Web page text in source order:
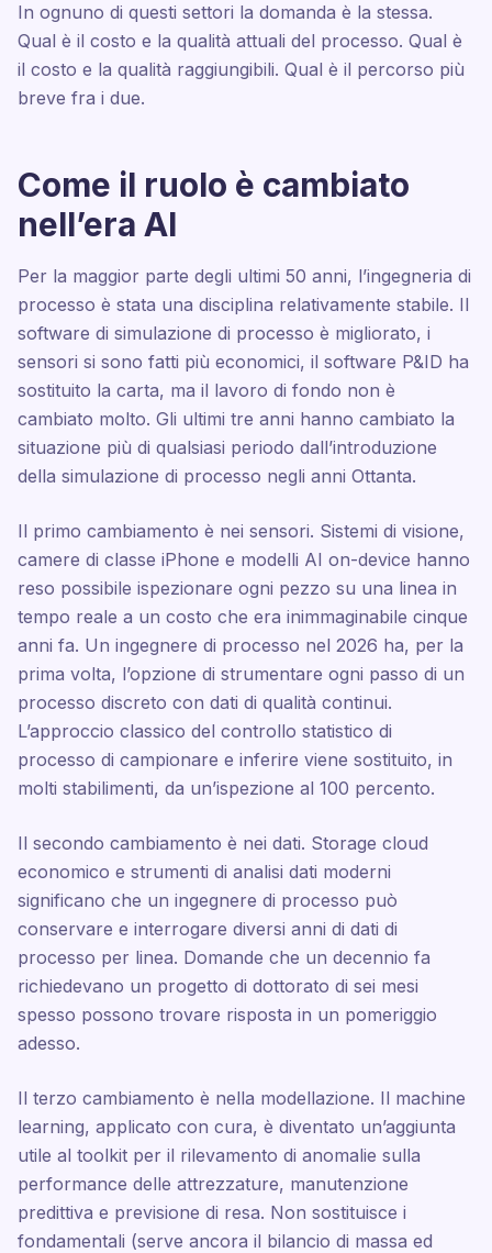
In ognuno di questi settori la domanda è la stessa.
Qual è il costo e la qualità attuali del processo. Qual è
il costo e la qualità raggiungibili. Qual è il percorso più
breve fra i due.
Come il ruolo è cambiato
nell’era AI
Per la maggior parte degli ultimi 50 anni, l’ingegneria di
processo è stata una disciplina relativamente stabile. Il
software di simulazione di processo è migliorato, i
sensori si sono fatti più economici, il software P&ID ha
sostituito la carta, ma il lavoro di fondo non è
cambiato molto. Gli ultimi tre anni hanno cambiato la
situazione più di qualsiasi periodo dall’introduzione
della simulazione di processo negli anni Ottanta.
Il primo cambiamento è nei sensori. Sistemi di visione,
camere di classe iPhone e modelli AI on-device hanno
reso possibile ispezionare ogni pezzo su una linea in
tempo reale a un costo che era inimmaginabile cinque
anni fa. Un ingegnere di processo nel 2026 ha, per la
prima volta, l’opzione di strumentare ogni passo di un
processo discreto con dati di qualità continui.
L’approccio classico del controllo statistico di
processo di campionare e inferire viene sostituito, in
molti stabilimenti, da un’ispezione al 100 percento.
Il secondo cambiamento è nei dati. Storage cloud
economico e strumenti di analisi dati moderni
significano che un ingegnere di processo può
conservare e interrogare diversi anni di dati di
processo per linea. Domande che un decennio fa
richiedevano un progetto di dottorato di sei mesi
spesso possono trovare risposta in un pomeriggio
adesso.
Il terzo cambiamento è nella modellazione. Il machine
learning, applicato con cura, è diventato un’aggiunta
utile al toolkit per il rilevamento di anomalie sulla
performance delle attrezzature, manutenzione
predittiva e previsione di resa. Non sostituisce i
fondamentali (serve ancora il bilancio di massa ed